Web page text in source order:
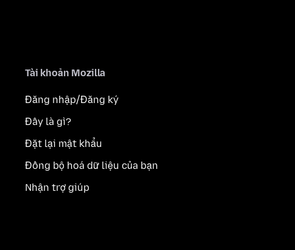
Tài khoản Mozilla
Đăng nhập/Đăng ký
Đây là gì?
Đặt lại mật khẩu
Đồng bộ hoá dữ liệu của bạn
Nhận trợ giúp